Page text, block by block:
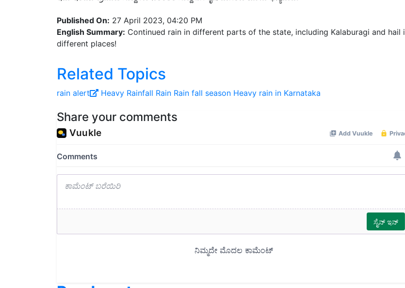
English Summary:Continued rain in different parts of the state, including Kalaburagi and hail in
different places!
Related Topics
rain alert Heavy Rainfall Rain